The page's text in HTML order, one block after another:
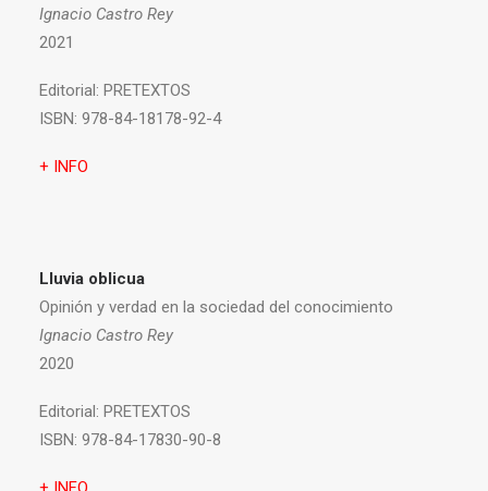
Ignacio Castro Rey
2021
Editorial: PRETEXTOS
ISBN: 978-84-18178-92-4
+ INFO
Lluvia oblicua
Opinión y verdad en la sociedad del conocimiento
Ignacio Castro Rey
2020
Editorial: PRETEXTOS
ISBN: 978-84-17830-90-8